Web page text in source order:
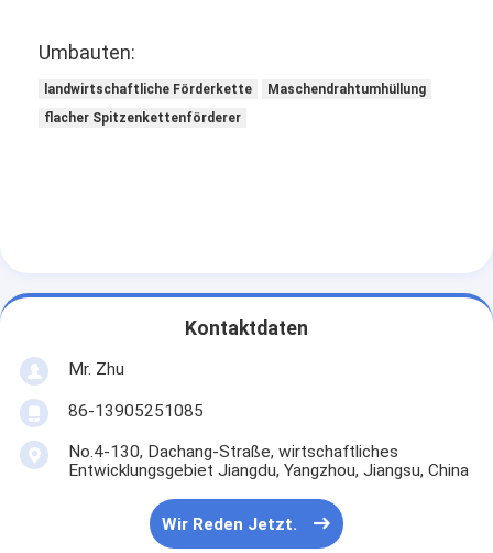
Umbauten:
landwirtschaftliche Förderkette
Maschendrahtumhüllung
flacher Spitzenkettenförderer
Kontaktdaten
Mr. Zhu
86-13905251085
No.4-130, Dachang-Straße, wirtschaftliches
Entwicklungsgebiet Jiangdu, Yangzhou, Jiangsu, China
Wir Reden Jetzt.